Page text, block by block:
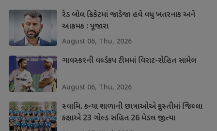
રેડ બોલ ક્રિકેટમાં જાડેજા હવે વધુ ખતરનાક અને
આક્રમક : પૂજારા
August 06, Thu, 2026
ગાવસ્કરની વર્લ્ડકપ ટીમમાં વિરાટ-રોહિત સામેલ
August 06, Thu, 2026
સ્વામિ. કન્યા શાળાની છાત્રાઓએ કુસ્તીમાં જિલ્લા
કક્ષાએ 23 ગોલ્ડ સહિત 26 મેડલ જીત્યા